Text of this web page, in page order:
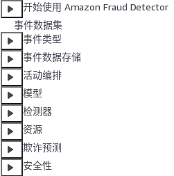
开始使用 Amazon Fraud Detector
事件数据集
事件类型
事件数据存储
活动编排
模型
检测器
资源
欺诈预测
安全性